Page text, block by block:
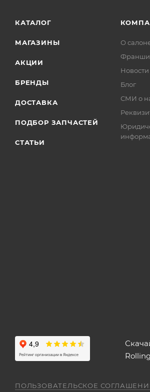
КАТАЛОГ
МАГАЗИНЫ
АКЦИИ
БРЕНДЫ
ДОСТАВКА
ПОДБОР ЗАПЧАСТЕЙ
СТАТЬИ
О
Новости
Блог
СМИ о
ПОЛЬЗОВАТЕЛЬСКОЕ